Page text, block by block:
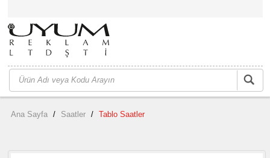
Ana Sayfa / Saatler / Tablo Saatler